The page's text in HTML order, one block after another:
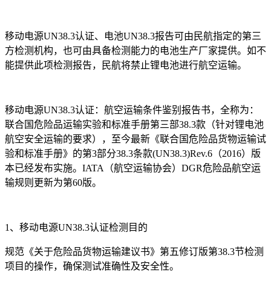
移动电源UN38.3认证、 电池UN38.3报告可由民航指定的第三
方检测机构，也可由具备检测能力的电池生产厂家提供。如不
能提供此项检测报告，民航将禁止锂电池进行航空运输。
移动电源UN38.3认证：航空运输条件鉴别报告书，全称为：
联合国危险品运输实验和标准手册第三部38.3款（针对锂电池
航空安全运输的要求），至今最新《联合国危险品货物运输试
验和标准手册》的第3部分38.3条款(UN38.3)Rev.6（2016）版
本已经发布实施。IATA（航空运输协会）DGR危险品航空运
输规则更新为第60版。
1、移动电源UN38.3认证检测目的
规范《关于危险品货物运输建议书》第五修订版第38.3节检测
项目的操作，确保测试准确性及安全性。